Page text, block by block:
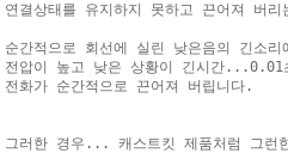
연결상태를 유지하지 못하고 끈어져 버
순간적으로 회선에 실린 낮은음의 긴소
전압이 높고 낮은 상황이 긴시간
전화가 순간적으로 끈어져 버립니다.
그러한 경우... 캐스트킷 제품처럼 그런